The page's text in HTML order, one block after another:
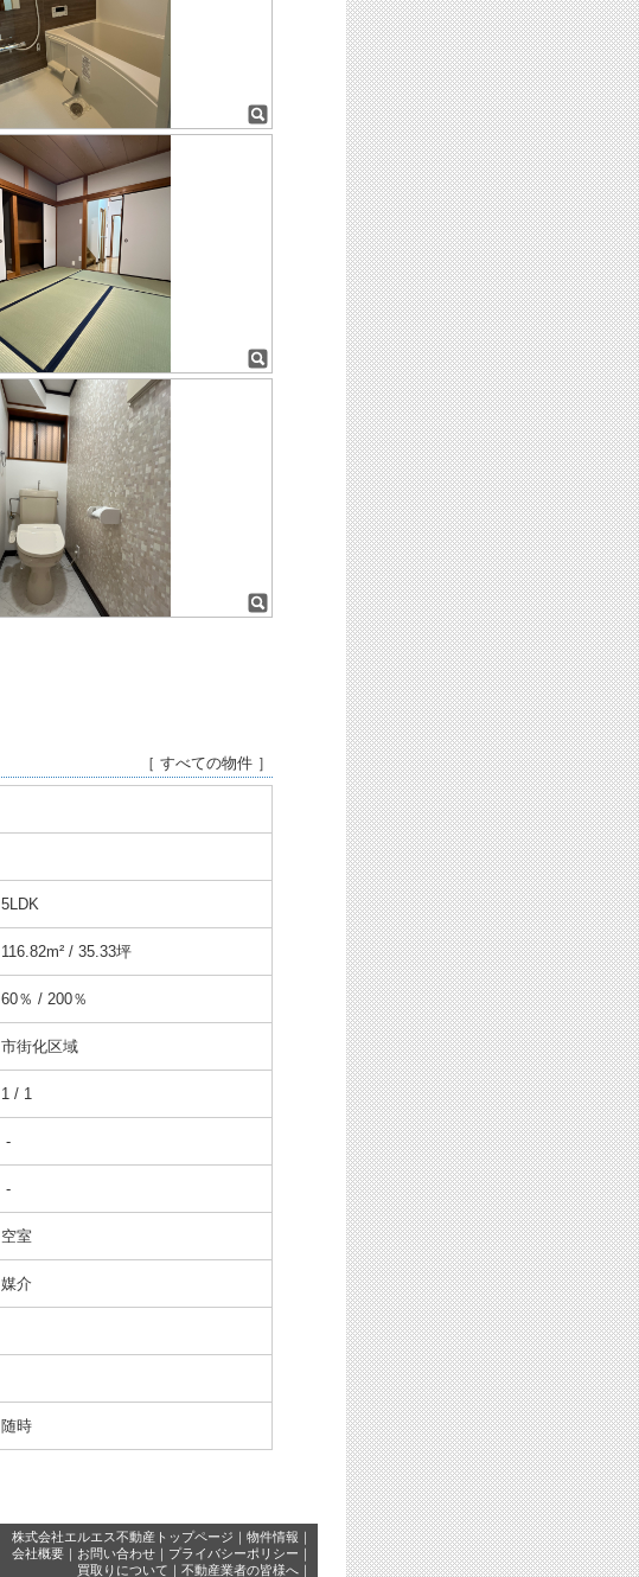
［ すべての物件 ］
5LDK
116.82m² / 35.33坪
60％ / 200％
市街化区域
1 / 1
-
-
空室
媒介
随時
株式会社エルエス不動産トップページ ｜ 物件情報 ｜
会社概要 ｜ お問い合わせ ｜ プライバシーポリシー ｜
買取りについて ｜ 不動産業者の皆様へ ｜